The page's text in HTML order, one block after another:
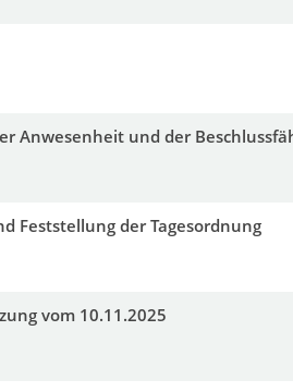
Anwesenheit und der
Feststellung der Tagesordnung
vom 10.11.2025